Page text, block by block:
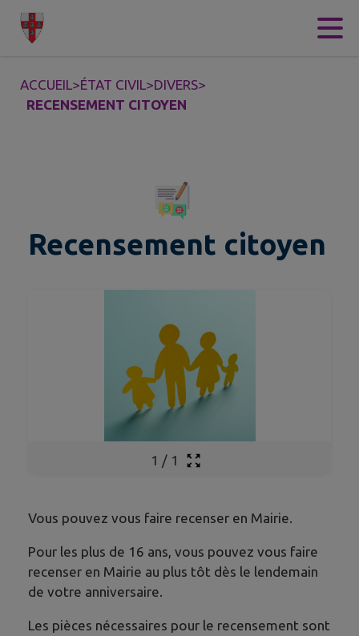
Contenu
ACCUEIL>ÉTAT CIVIL>DIVERS>
RECENSEMENT CITOYEN
Recensement citoyen
1 / 1
Vous pouvez vous faire recenser en Mairie.
Pour les plus de 16 ans, vous pouvez vous faire
recenser en Mairie au plus tôt dès le lendemain
de votre anniversaire.
Les pièces nécessaires pour le recensement sont